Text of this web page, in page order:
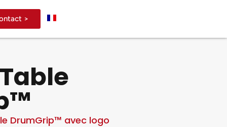
>
DrumGrip™ avec logo